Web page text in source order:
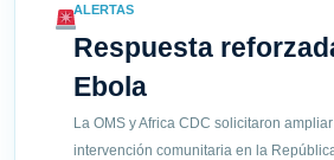
ALERTAS
Respuesta
Ebola
La OMS y Africa CDC solicitaron
intervención comunitaria en la